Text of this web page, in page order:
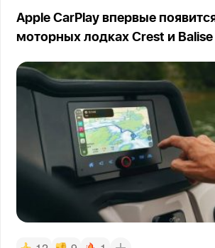
Apple CarPlay впервые
моторных лодках Crest и Balise